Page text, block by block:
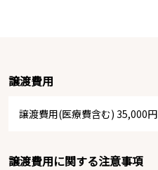
譲渡費用
譲渡費用(医療費含む) 35,000円
譲渡費用に関する注意事項